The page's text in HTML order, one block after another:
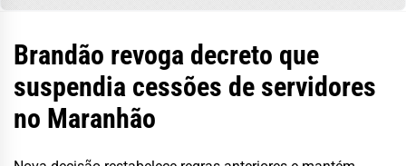
Brandão revoga decreto que
suspendia cessões de servidores
no Maranhão